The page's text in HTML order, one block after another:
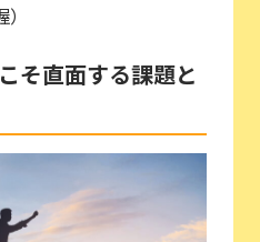
そ直面する課題と